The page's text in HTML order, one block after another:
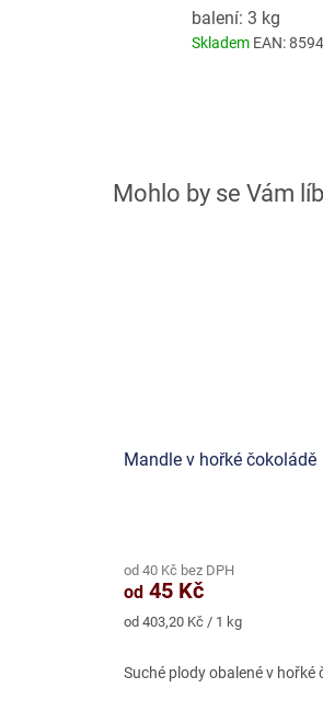
balení: 3 kg
Skladem EAN:
Mandle v hořké čokoládě
produktu
je
5,0
hvězdiček.
od 40 Kč bez DPH
od 45 Kč
Měrná
od 403,20 Kč / 1 kg
Suché plody obalené v hořké